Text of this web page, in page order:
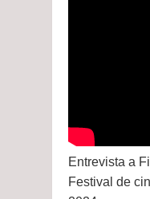
Entrevista a
Festival de